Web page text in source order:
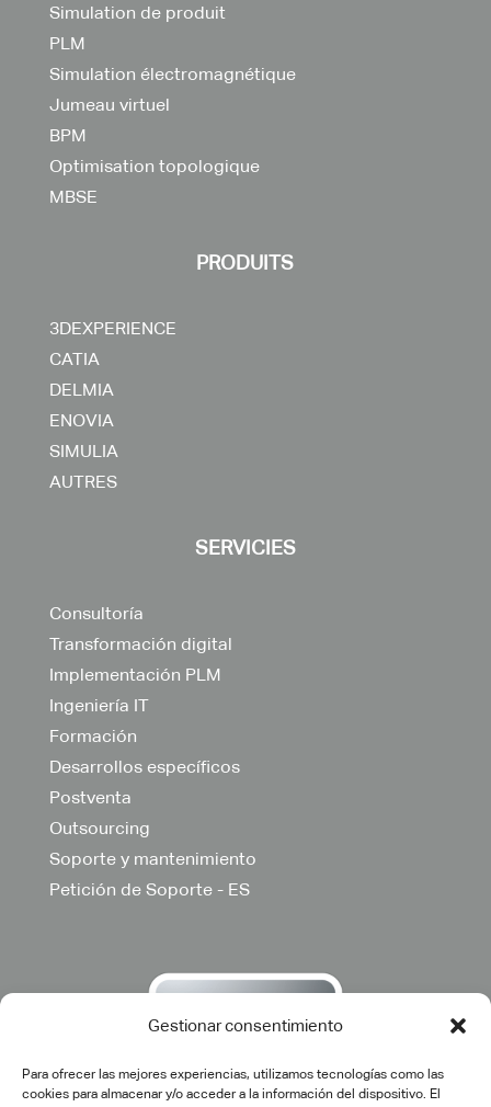
Gestionar consentimiento
Para ofrecer las mejores experiencias, utilizamos tecnologías como las
cookies para almacenar y/o acceder a la información del dispositivo. El
Simulation de produit
PLM
Simulation électromagnétique
Jumeau virtuel
BPM
Optimisation topologique
MBSE
PRODUITS
3DEXPERIENCE
CATIA
DELMIA
ENOVIA
SIMULIA
AUTRES
SERVICIES
Consultoría
Transformación digital
Implementación PLM
Ingeniería IT
Formación
Desarrollos específicos
Postventa
Outsourcing
Soporte y mantenimiento
Petición de Soporte - ES